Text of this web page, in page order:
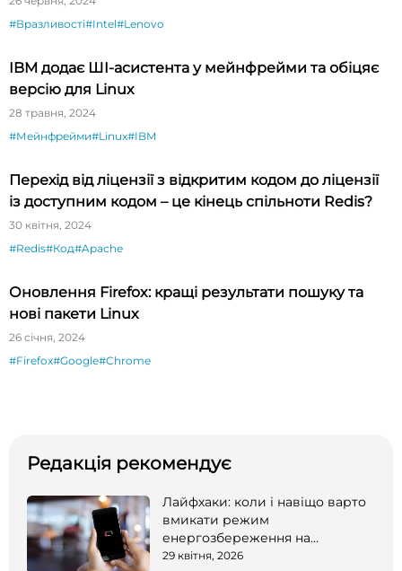
#Вразливості#Intel#Lenovo
IBM додає ШI-асистента у мейнфрейми та обіцяє
версію для Linux
28 травня, 2024
#Мейнфрейми#Linux#IBM
Перехід від ліцензії з відкритим кодом до ліцензії
із доступним кодом – це кінець спільноти Redis?
30 квітня, 2024
#Redis#Код#Apache
Оновлення Firefox: кращі результати пошуку та
нові пакети Linux
26 січня, 2024
#Firefox#Google#Chrome
Редакція рекомендує
Лайфхаки: коли і навіщо варто
вмикати режим
енергозбереження на
смартфоні
29 квітня, 2026